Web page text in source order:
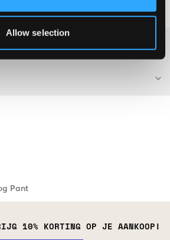
Allow selection
Pant
10% KORTING OP JE AANKOOP!